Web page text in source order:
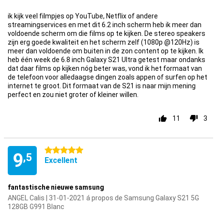
ik kijk veel filmpjes op YouTube, Netflix of andere
streamingservices en met dit 6.2 inch scherm heb ik meer dan
voldoende scherm om die films op te kijken. De stereo speakers
zijn erg goede kwaliteit en het scherm zelf (1080p @120Hz) is
meer dan voldoende om buiten in de zon content op te kijken. Ik
heb één week de 6.8 inch Galaxy S21 Ultra getest maar ondanks
dat daar films op kijken nóg beter was, vond ik het formaat van
de telefoon voor alledaagse dingen zoals appen of surfen op het
internet te groot. Dit formaat van de S21 is naar mijn mening
perfect en zou niet groter of kleiner willen.
11 3
9,5
5 étoiles
Excellent
fantastische nieuwe samsung
ANGEL Calis | 31-01-2021 á propos de Samsung Galaxy S21 5G
128GB G991 Blanc